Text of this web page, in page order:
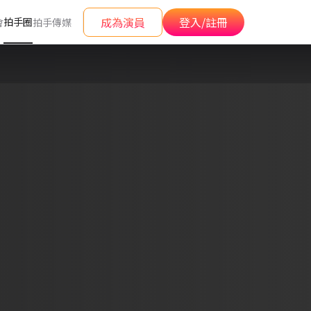
拍手圈拍手傳媒 成為演員 登入/註冊